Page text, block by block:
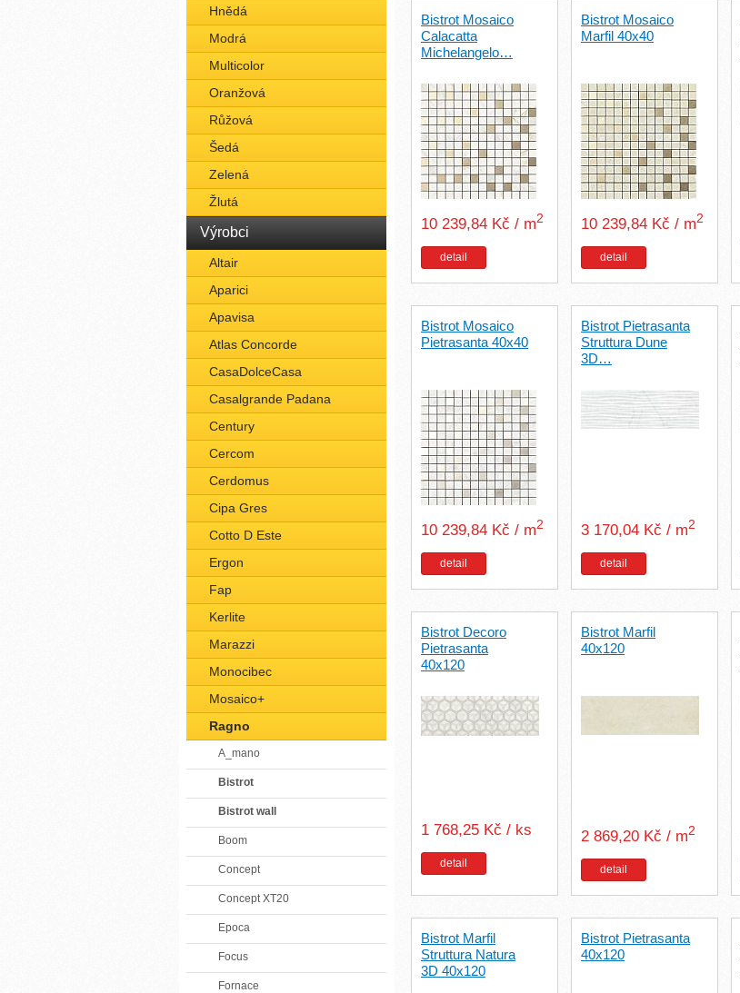
Hnědá
Modrá
Multicolor
Oranžová
Růžová
Šedá
Zelená
Žlutá
Výrobci
Altair
Aparici
Apavisa
Atlas Concorde
CasaDolceCasa
Casalgrande Padana
Century
Cercom
Cerdomus
Cipa Gres
Cotto D Este
Ergon
Fap
Kerlite
Marazzi
Monocibec
Mosaico+
Ragno
A_mano
Bistrot
Bistrot wall
Boom
Concept
Concept XT20
Epoca
Focus
Fornace
Bistrot Mosaico
Calacatta
Michelangelo…
10 239,84 Kč / m2
detail
Bistrot Mosaico
Marfil 40x40
10 239,84 Kč / m2
detail
Bistrot Mosaico
Pietrasanta 40x40
10 239,84 Kč / m2
detail
Bistrot Pietrasanta
Struttura Dune
3D…
3 170,04 Kč / m2
detail
Bistrot Decoro
Pietrasanta
40x120
1 768,25 Kč / ks
detail
Bistrot Marfil
40x120
2 869,20 Kč / m2
detail
Bistrot Marfil
Struttura Natura
3D 40x120
Bistrot Pietrasanta
40x120